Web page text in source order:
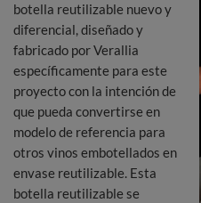
botella reutilizable nuevo y
diferencial, diseñado y
fabricado por Verallia
específicamente para este
proyecto con la intención de
que pueda convertirse en
modelo de referencia para
otros vinos embotellados en
envase reutilizable. Esta
botella reutilizable se